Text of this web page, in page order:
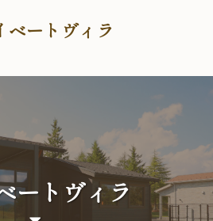
ベートヴィラ
ートヴィラ